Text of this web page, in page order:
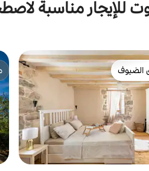
للإيجار مناسبة
الضيوف
الضيوف